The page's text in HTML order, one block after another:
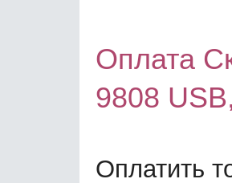
Оплата
9808
Оплатить